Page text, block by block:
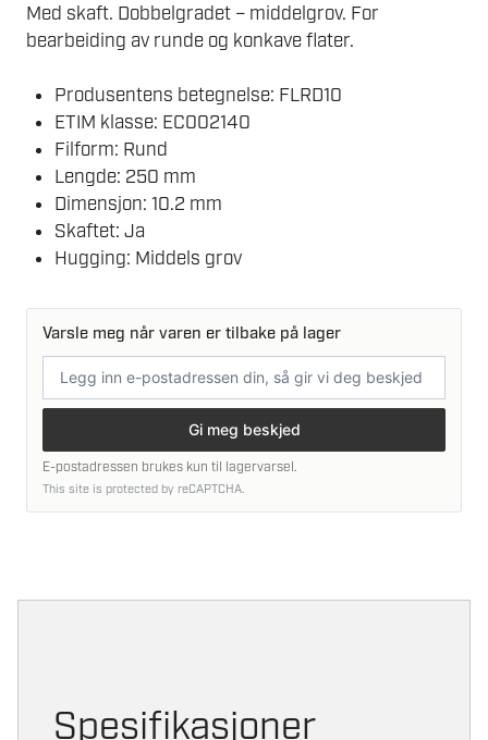
Med skaft. Dobbelgradet – middelgrov. For
bearbeiding av runde og konkave flater.
Produsentens betegnelse: FLRD10
ETIM klasse: EC002140
Filform: Rund
Lengde: 250 mm
Dimensjon: 10.2 mm
Skaftet: Ja
Hugging: Middels grov
Varsle meg når varen er tilbake på lager
postadresse
Gi meg beskjed
E-postadressen brukes kun til lagervarsel.
This site is protected by reCAPTCHA.
Spesifikasjoner